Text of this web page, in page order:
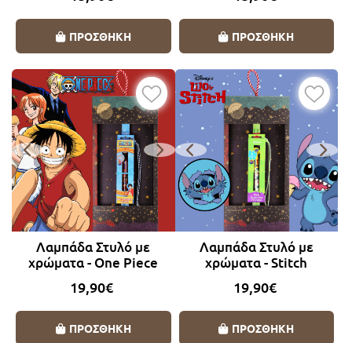
ΠΡΟΣΘΗΚΗ ΠΡΟΣΘΗΚΗ
Λαμπάδα Στυλό με
χρώματα - One Piece
19,90€
ΠΡΟΣΘΗΚΗ
Λαμπάδα Στυλό με
χρώματα - Stitch
19,90€
ΠΡΟΣΘΗΚΗ